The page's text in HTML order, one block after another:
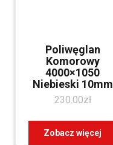
Poliwęglan
Komorowy
4000×1050
Niebieski 10mm
230.00zł
Zobacz więcej